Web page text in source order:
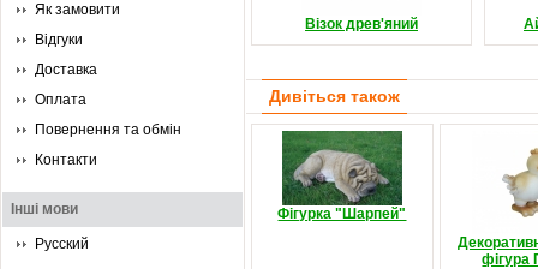
Як замовити
Відгуки
Доставка
Оплата
Повернення та обмін
Контакти
Інші мови
Русский
Візок древ'яний
Дивіться також
Фігурка "Шарпей"
фігура